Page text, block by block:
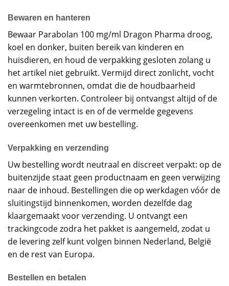
Bewaren en hanteren
Bewaar Parabolan 100 mg/ml Dragon Pharma droog,
koel en donker, buiten bereik van kinderen en
huisdieren, en houd de verpakking gesloten zolang u
het artikel niet gebruikt. Vermijd direct zonlicht, vocht
en warmtebronnen, omdat die de houdbaarheid
kunnen verkorten. Controleer bij ontvangst altijd of de
verzegeling intact is en of de vermelde gegevens
overeenkomen met uw bestelling.
Verpakking en verzending
Uw bestelling wordt neutraal en discreet verpakt: op de
buitenzijde staat geen productnaam en geen verwijzing
naar de inhoud. Bestellingen die op werkdagen vóór de
sluitingstijd binnenkomen, worden dezelfde dag
klaargemaakt voor verzending. U ontvangt een
trackingcode zodra het pakket is aangemeld, zodat u
de levering zelf kunt volgen binnen Nederland, België
en de rest van Europa.
Bestellen en betalen